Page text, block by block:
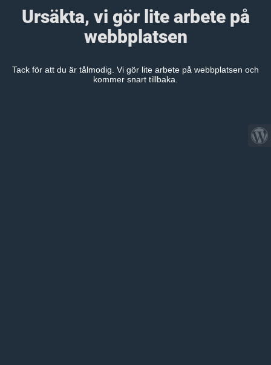
Ursäkta, vi gör lite arbete på
webbplatsen
Tack för att du är tålmodig. Vi gör lite arbete på webbplatsen och
kommer snart tillbaka.